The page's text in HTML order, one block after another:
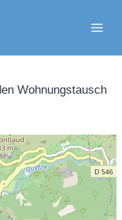
Wohnungstausch